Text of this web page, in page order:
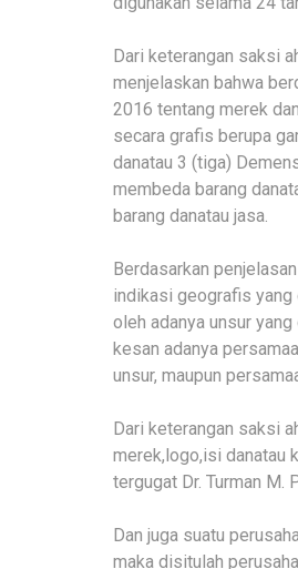
Dari keterangan saksi
menjelaskan bahwa
2016 tentang merek
secara grafis berupa
danatau 3 (tiga)
membeda barang
barang danatau jasa.
Berdasarkan
indikasi geografis yang
oleh adanya unsur
kesan adanya
unsur, maupun
Dari keterangan saksi
merek,logo,isi danatau
tergugat Dr. Turman M.
Dan juga suatu
maka disitulah